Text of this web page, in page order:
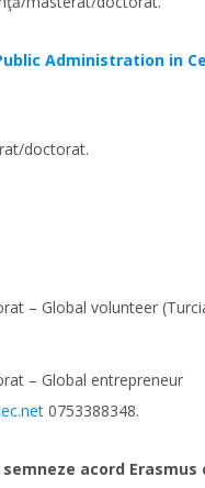
Administration in
doctorat.
– Global volunteer
– Global entrepreneur
0753388348.
acord Erasmus